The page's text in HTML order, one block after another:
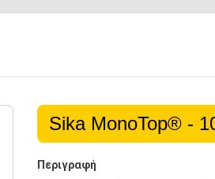
Sika MonoTop® -
Περιγραφή